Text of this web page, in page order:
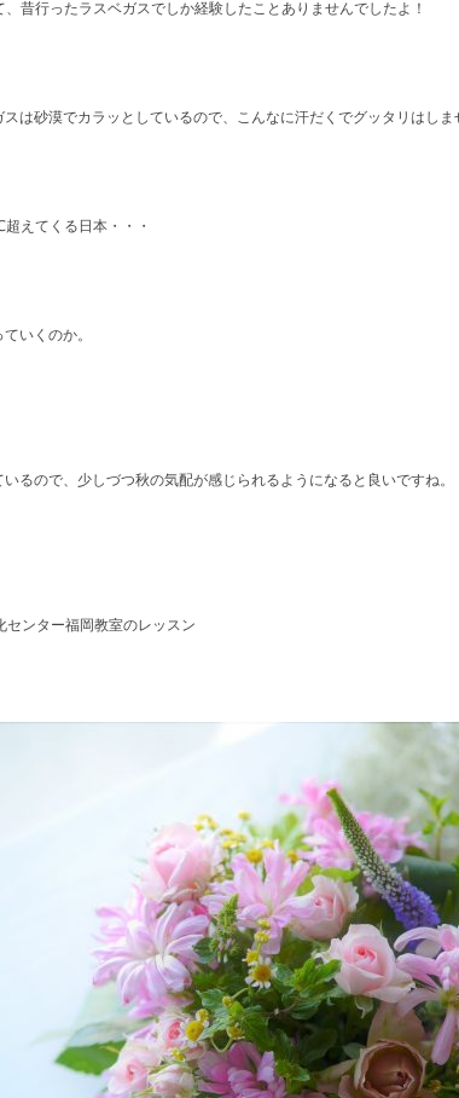
昔行ったラスベガスでしか経験したことありませんでしたよ！
は砂漠でカラッとしているので、こんなに汗だくでグッタリはしま
えてくる日本・・・
いくのか。
るので、少しづつ秋の気配が感じられるようになると良いですね。
センター福岡教室のレッスン